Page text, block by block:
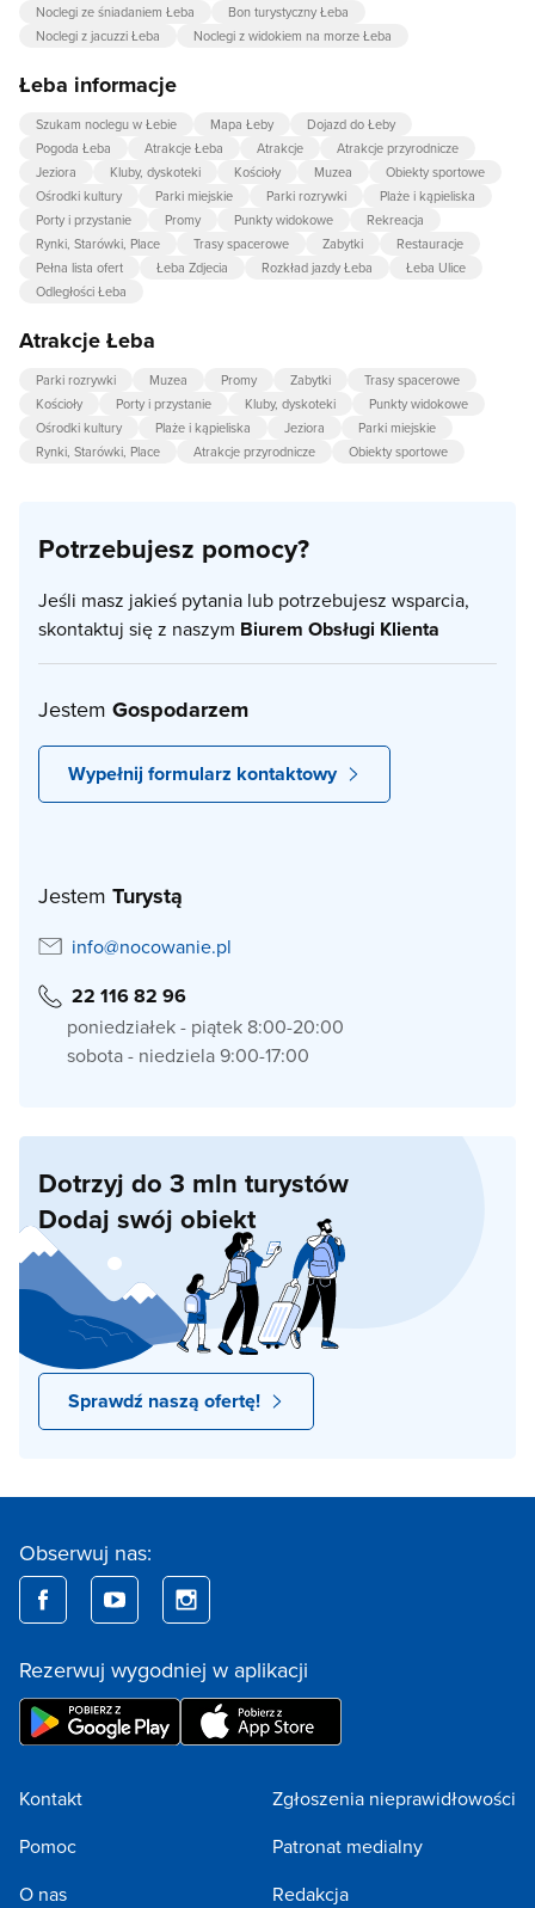
Noclegi ze śniadaniem Łeba
Bon turystyczny Łeba
Noclegi z jacuzzi Łeba
Noclegi z widokiem na morze Łeba
Łeba informacje
Szukam noclegu w Łebie Mapa Łeby
Dojazd do Łeby
Pogoda Łeba
Atrakcje Łeba Atrakcje
Atrakcje przyrodnicze
Jeziora
Kluby, dyskoteki Kościoły Muzea
Obiekty sportowe
Ośrodki kultury
Parki miejskie Parki rozrywki
Plaże i kąpieliska
Porty i przystanie
Promy Punkty widokowe
Rekreacja
Rynki, Starówki, Place
Trasy spacerowe Zabytki
Restauracje
Pełna lista ofert
Łeba Zdjecia Rozkład jazdy Łeba
Łeba Ulice
Odległości Łeba
Atrakcje Łeba
Parki rozrywki Muzea Promy Zabytki
Trasy spacerowe
Kościoły
Porty i przystanie Kluby, dyskoteki
Punkty widokowe
Ośrodki kultury
Plaże i kąpieliska Jeziora
Parki miejskie
Rynki, Starówki, Place
Atrakcje przyrodnicze Obiekty sportowe
Potrzebujesz pomocy?
Jeśli masz jakieś pytania lub potrzebujesz wsparcia,
skontaktuj się z naszym Biurem Obsługi Klienta
Jestem Gospodarzem
Wypełnij formularz kontaktowy
Jestem Turystą
info@nocowanie.pl
22 116 82 96
poniedziałek - piątek 8:00-20:00
sobota - niedziela 9:00-17:00
Dotrzyj do 3 mln turystów
Dodaj swój obiekt
Sprawdź naszą ofertę!
Obserwuj nas:
Rezerwuj wygodniej w aplikacji
Kontakt
Pomoc
O nas
Zgłoszenia nieprawidłowości
Patronat medialny
Redakcja